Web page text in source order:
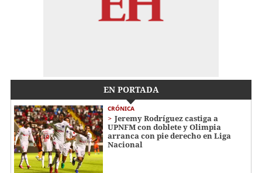
EN PORTADA
CRÓNICA
Jeremy Rodríguez castiga a
UPNFM con doblete y Olimpia
arranca con pie derecho en Liga
Nacional